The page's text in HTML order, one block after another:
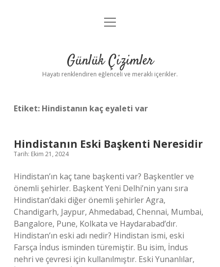
Anasayfa
Yasal Uyarı
menüyü
Günlük Çizimler
Hayatı renklendiren eğlenceli ve meraklı içerikler.
Etiket: Hindistanın kaç eyaleti var
Hindistanın Eski Başkenti Neresidir
Tarih: Ekim 21, 2024
Hindistan’ın kaç tane başkenti var? Başkentler ve
önemli şehirler. Başkent Yeni Delhi’nin yanı sıra
Hindistan’daki diğer önemli şehirler Agra,
Chandigarh, Jaypur, Ahmedabad, Chennai, Mumbai,
Bangalore, Pune, Kolkata ve Haydarabad’dır.
Hindistan’ın eski adı nedir? Hindistan ismi, eski
Farsça İndus isminden türemiştir. Bu isim, İndus
nehri ve çevresi için kullanılmıştır. Eski Yunanlılar,